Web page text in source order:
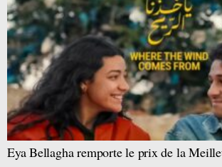
Eya Bellagha remporte le prix de la